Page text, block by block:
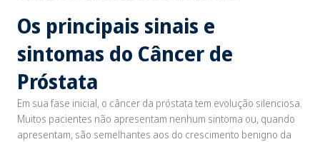
Os principais sinais e
sintomas do Câncer de
Próstata
Em sua fase inicial, o câncer da próstata tem evolução silenciosa.
Muitos pacientes não apresentam nenhum sintoma ou, quando
apresentam, são semelhantes aos do crescimento benigno da